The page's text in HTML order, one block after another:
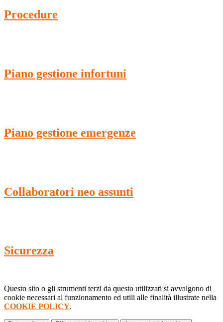
Procedure
Piano gestione infortuni
Piano gestione emergenze
Collaboratori neo assunti
Sicurezza
Questo sito o gli strumenti terzi da questo utilizzati si avvalgono di
cookie necessari al funzionamento ed utili alle finalità illustrate nella
COOKIE POLICY.